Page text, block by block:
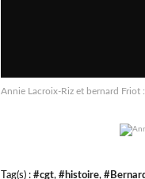
Annie Lacroix-Riz et bernard Friot :
Tag(s) : #cgt, #histoire,